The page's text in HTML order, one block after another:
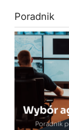
Poradnik